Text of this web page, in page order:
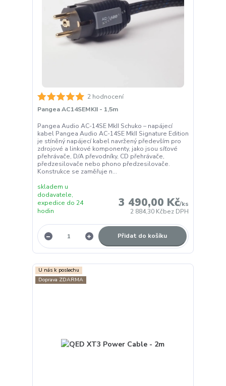
2 hodnocení
Pangea AC14SEMKII - 1,5m
Pangea Audio AC-14SE MkII Schuko – napájecí
kabel Pangea Audio AC-14SE MkII Signature Edition
je stíněný napájecí kabel navržený především pro
zdrojové a linkové komponenty, jako jsou síťové
přehrávače, D/A převodníky, CD přehrávače,
předzesilovače nebo phono předzesilovače.
Konstrukce se zaměřuje n...
3 490,00 Kč/ks
2 884,30 Kčbez DPH
skladem u
dodavatele,
expedice do 24
hodin
Přidat do košíku
U nás k poslechu
Doprava ZDARMA